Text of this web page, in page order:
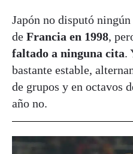
Japón no disputó
de Francia en 1998,
faltado a ninguna cita.
bastante estable,
de grupos y en octavos
año no.